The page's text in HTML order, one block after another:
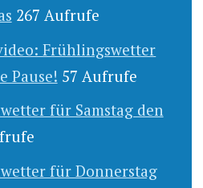
267 Aufrufe
Frühlingswetter
Pause! 57 Aufrufe
für Samstag den
für Donnerstag